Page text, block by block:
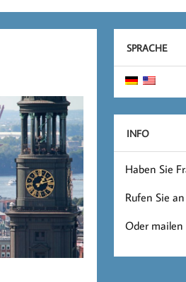
SPRACHE
INFO
Haben Sie
Rufen Sie
Oder mailen